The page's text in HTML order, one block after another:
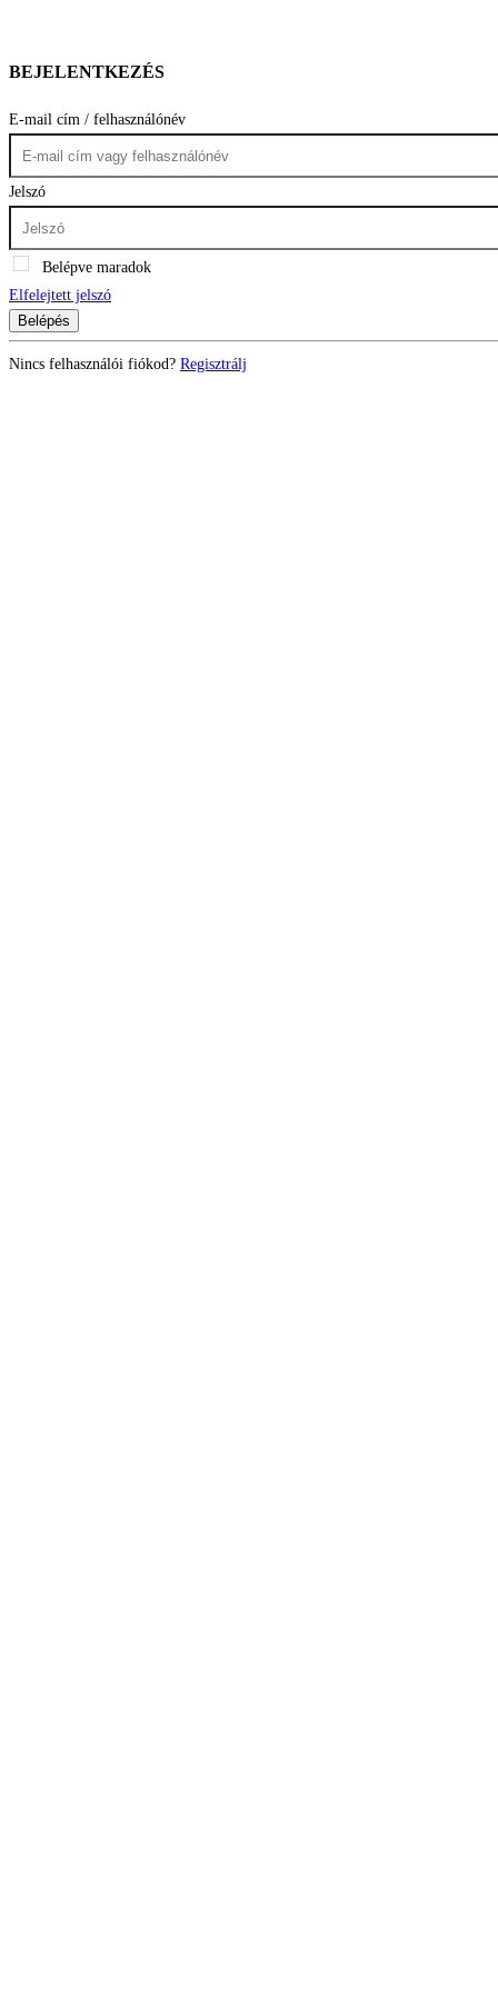
BEJELENTKEZÉS
E-mail cím / felhasználónév
Jelszó
Belépve maradok
Elfelejtett jelszó
Belépés
Nincs felhasználói fiókod? Regisztrálj